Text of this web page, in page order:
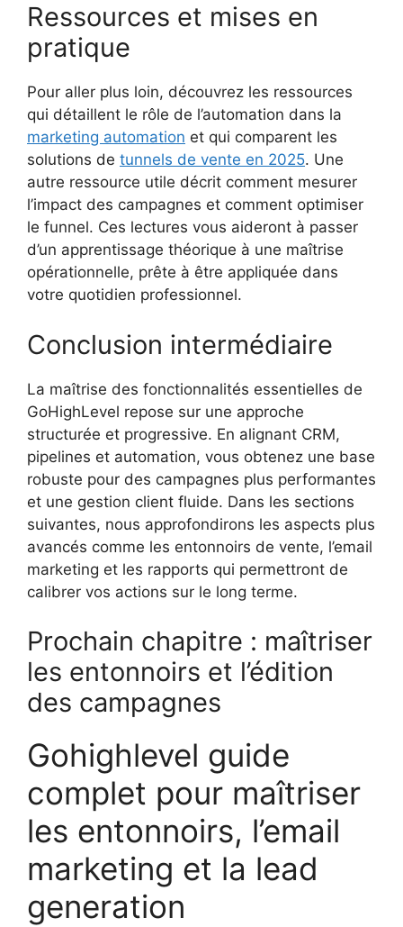
Ressources et mises en
pratique
Pour aller plus loin, découvrez les ressources
qui détaillent le rôle de l’automation dans la
marketing automation et qui comparent les
solutions de tunnels de vente en 2025. Une
autre ressource utile décrit comment mesurer
l’impact des campagnes et comment optimiser
le funnel. Ces lectures vous aideront à passer
d’un apprentissage théorique à une maîtrise
opérationnelle, prête à être appliquée dans
votre quotidien professionnel.
Conclusion intermédiaire
La maîtrise des fonctionnalités essentielles de
GoHighLevel repose sur une approche
structurée et progressive. En alignant CRM,
pipelines et automation, vous obtenez une base
robuste pour des campagnes plus performantes
et une gestion client fluide. Dans les sections
suivantes, nous approfondirons les aspects plus
avancés comme les entonnoirs de vente, l’email
marketing et les rapports qui permettront de
calibrer vos actions sur le long terme.
Prochain chapitre : maîtriser
les entonnoirs et l’édition
des campagnes
Gohighlevel guide
complet pour maîtriser
les entonnoirs, l’email
marketing et la lead
generation